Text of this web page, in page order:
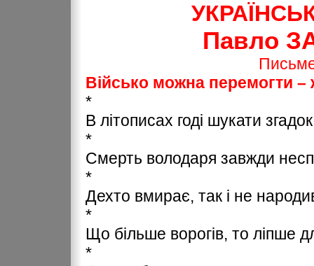
Павло
Військо можна перемогти –
*
В літописах годі шукати
*
Смерть володаря завжди
*
Дехто вмирає, так і не
*
Що більше ворогів, то ліпше
*